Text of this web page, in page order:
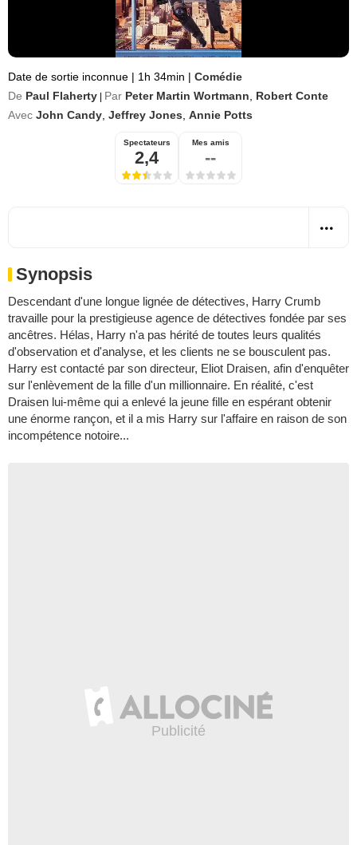
Date de sortie inconnue | 1h 34min | Comédie
De Paul Flaherty Par Peter Martin Wortmann
Robert Conte
Avec John Candy Jeffrey Jones Annie Potts
Spectateurs
2,4
Mes amis
--
Synopsis
Descendant d'une longue lignée de détectives, Harry Crumb
travaille pour la prestigieuse agence de détectives fondée par ses
ancêtres. Hélas, Harry n'a pas hérité de toutes leurs qualités
d'observation et d'analyse, et les clients ne se bousculent pas.
Harry est contacté par son directeur, Eliot Draisen, afin d'enquêter
sur l'enlèvement de la fille d'un millionnaire. En réalité, c'est
Draisen lui-même qui a enlevé la jeune fille en espérant obtenir
une énorme rançon, et il a mis Harry sur l'affaire en raison de son
incompétence notoire...